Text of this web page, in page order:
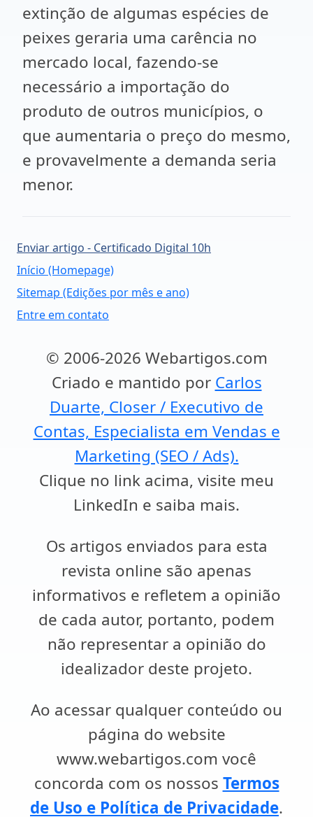
extinção de algumas espécies de
peixes geraria uma carência no
mercado local, fazendo-se
necessário a importação do
produto de outros municípios, o
que aumentaria o preço do mesmo,
e provavelmente a demanda seria
menor.
Enviar artigo - Certificado Digital 10h
Início (Homepage)
Sitemap (Edições por mês e ano)
Entre em contato
© 2006-2026 Webartigos.com
Criado e mantido por Carlos
Duarte, Closer / Executivo de
Contas, Especialista em Vendas e
Marketing (SEO / Ads).
Clique no link acima, visite meu
LinkedIn e saiba mais.
Os artigos enviados para esta
revista online são apenas
informativos e refletem a opinião
de cada autor, portanto, podem
não representar a opinião do
idealizador deste projeto.
Ao acessar qualquer conteúdo ou
página do website
www.webartigos.com você
concorda com os nossos Termos
de Uso e Política de Privacidade.